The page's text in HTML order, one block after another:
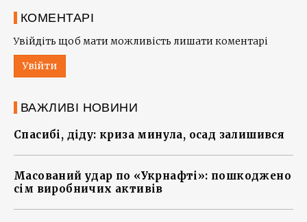
КОМЕНТАРІ
Увійдіть щоб мати можливість лишати коментарі
Увійти
ВАЖЛИВІ НОВИНИ
Спасибі, діду: криза минула, осад залишився
Масований удар по «Укрнафті»: пошкоджено
сім виробничих активів